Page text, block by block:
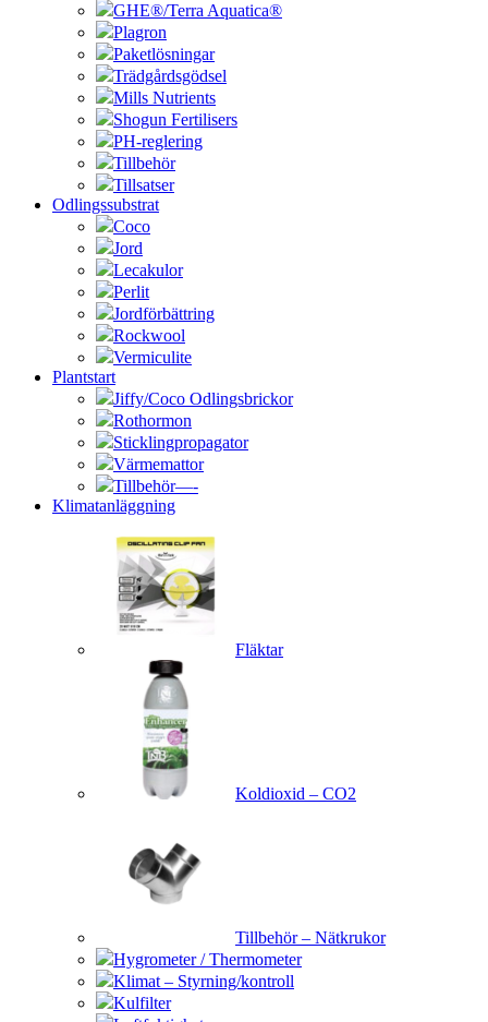
GHE®/Terra Aquatica®
Plagron
Paketlösningar
Trädgårdsgödsel
Mills Nutrients
Shogun Fertilisers
PH-reglering
Tillbehör
Tillsatser
Odlingssubstrat
Coco
Jord
Lecakulor
Perlit
Jordförbättring
Rockwool
Vermiculite
Plantstart
Jiffy/Coco Odlingsbrickor
Rothormon
Sticklingpropagator
Värmemattor
Tillbehör—-
Klimatanläggning
Fläktar
Koldioxid – CO2
Tillbehör – Nätkrukor
Hygrometer / Thermometer
Klimat – Styrning/kontroll
Kulfilter